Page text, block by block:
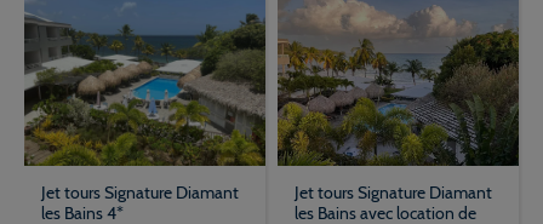
l'ombre des palmiers et baignades dans les eaux transparentes, le
séjour s'annonce magique.
Quand le bonheur prend l’accent créole
la première dans le cœur de nombre de ses visiteurs. Des vacances
Jet tours Signature Diamant
les Bains 4*
Jet tours Signature Diamant
les Bains avec location de